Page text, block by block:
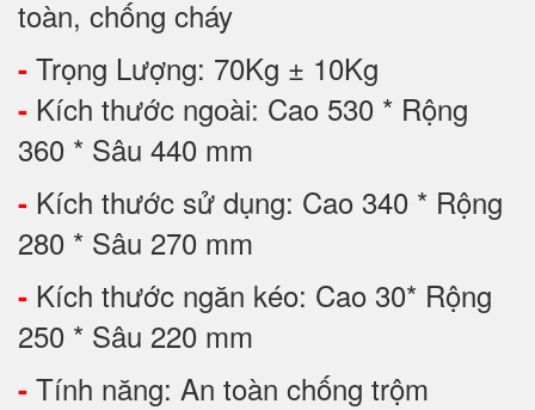
toàn, chống cháy
- Trọng Lượng: 70Kg ± 10Kg
- Kích thước ngoài: Cao 530 * Rộng
360 * Sâu 440 mm
- Kích thước sử dụng: Cao 340 * Rộng
280 * Sâu 270 mm
- Kích thước ngăn kéo: Cao 30* Rộng
250 * Sâu 220 mm
- Tính năng: An toàn chống trộm